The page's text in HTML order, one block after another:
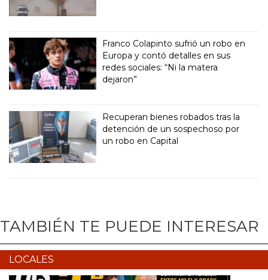
Franco Colapinto sufrió un robo en
Europa y contó detalles en sus
redes sociales: “Ni la matera
dejaron”
Recuperan bienes robados tras la
detención de un sospechoso por
un robo en Capital
TAMBIÉN TE PUEDE INTERESAR
LOCALES